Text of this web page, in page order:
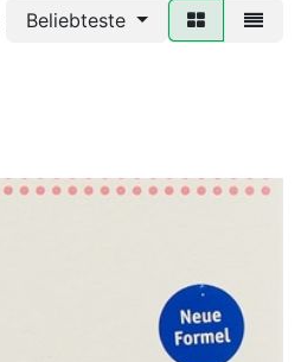
Beliebteste